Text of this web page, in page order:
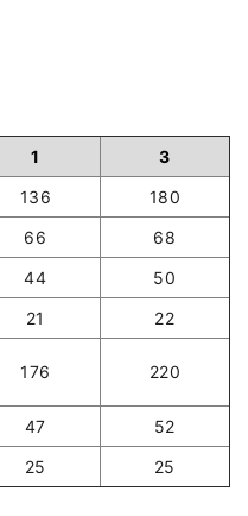
1
3
136
180
66
68
44
50
21
22
176 220
47
52
25 25